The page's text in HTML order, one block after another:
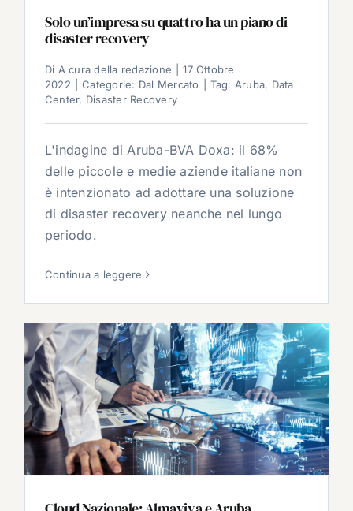
Solo un’impresa su quattro ha un piano di
disaster recovery
Di A cura della redazione
17 Ottobre
2022
Categorie: Dal Mercato Tag: Aruba, Data
Center, Disaster Recovery
L'indagine di Aruba-BVA Doxa: il 68%
delle piccole e medie aziende italiane non
è intenzionato ad adottare una soluzione
di disaster recovery neanche nel lungo
periodo.
Continua a leggere